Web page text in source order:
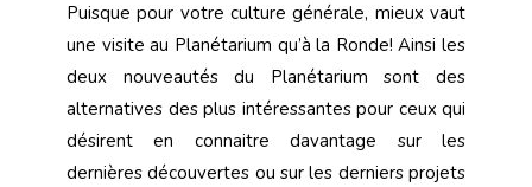
Puisque pour votre culture générale, mieux vaut
une visite au Planétarium qu’à la Ronde! Ainsi les
deux nouveautés du Planétarium sont des
alternatives des plus intéressantes pour ceux qui
désirent en connaitre davantage sur les
dernières découvertes ou sur les derniers projets